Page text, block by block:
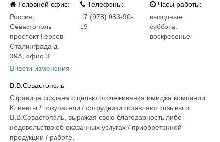
Головной офис:
Россия
Севастополь
проспект Героев
Сталинграда д.
39А, офис 3
Внести изменения
Телефоны:
+7 (978) 083-90-
19
Часы работы:
выходные:
суббота,
воскресенье
В.В.Севастополь
Страница создана с целью отслеживания имиджа компании.
Клиенты / покупатели / сотрудники оставляют отзывы о
В.В.Севастополь, выражая свою благодарность либо
недовольство об оказанных услугах / приобретенной
продукции / работе.